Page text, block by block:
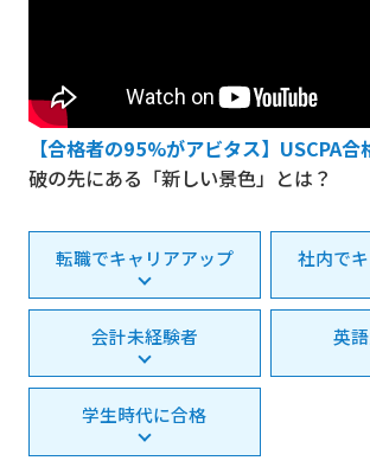
【合格者の95%がアビタス】USCPA合
破の先にある「新しい景色」とは？
転職でキャリアアップ 社内で
会計未経験者 英
学生時代に合格